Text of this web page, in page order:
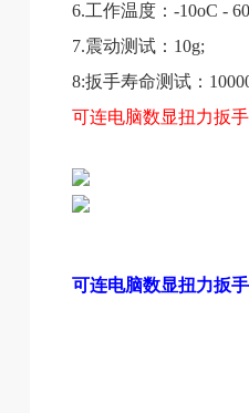
6.工作温度：-10oC -
7.震动测试：10g;
8:扳手寿命测试：
可连电脑数显扭力扳手
可连电脑数显扭力扳